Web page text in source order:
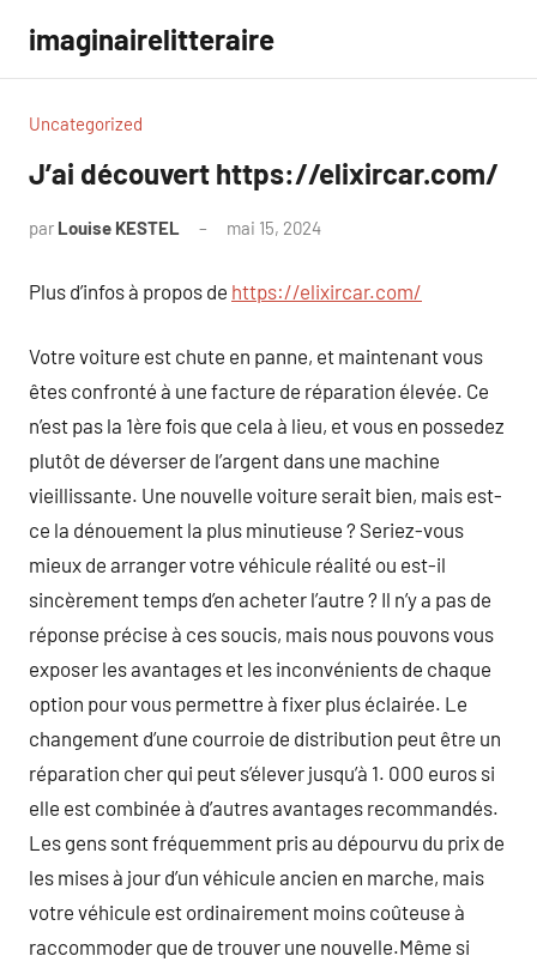
contenu
imaginairelitteraire
Uncategorized
J’ai découvert https://elixircar.com/
par Louise KESTEL mai 15, 2024
Plus d’infos à propos de https://elixircar.com/
Votre voiture est chute en panne, et maintenant vous
êtes confronté à une facture de réparation élevée. Ce
n’est pas la 1ère fois que cela à lieu, et vous en possedez
plutôt de déverser de l’argent dans une machine
vieillissante. Une nouvelle voiture serait bien, mais est-
ce la dénouement la plus minutieuse ? Seriez-vous
mieux de arranger votre véhicule réalité ou est-il
sincèrement temps d’en acheter l’autre ? Il n’y a pas de
réponse précise à ces soucis, mais nous pouvons vous
exposer les avantages et les inconvénients de chaque
option pour vous permettre à fixer plus éclairée. Le
changement d’une courroie de distribution peut être un
réparation cher qui peut s’élever jusqu’à 1. 000 euros si
elle est combinée à d’autres avantages recommandés.
Les gens sont fréquemment pris au dépourvu du prix de
les mises à jour d’un véhicule ancien en marche, mais
votre véhicule est ordinairement moins coûteuse à
raccommoder que de trouver une nouvelle.Même si